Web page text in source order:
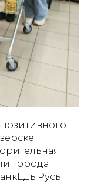
города